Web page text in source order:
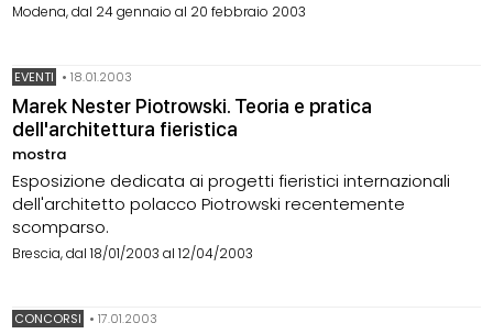
Modena, dal 24 gennaio al 20 febbraio 2003
EVENTI •18.01.2003
Marek Nester Piotrowski. Teoria e pratica
dell'architettura fieristica
mostra
Esposizione dedicata ai progetti fieristici internazionali
dell'architetto polacco Piotrowski recentemente
scomparso.
Brescia, dal 18/01/2003 al 12/04/2003
CONCORSI •17.01.2003